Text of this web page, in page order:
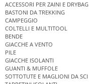
ACCESSORI PER ZAINI E DRYBAG
BASTONI DA TREKKING
CAMPEGGIO
COLTELLI E MULTITOOL
BENDE
GIACCHE A VENTO
PILE
GIACCHE ISOLANTI
GUANTI & MUFFOLE
SOTTOTUTE E MAGLIONI DA SCI